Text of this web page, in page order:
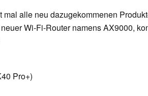
alle neu dazugekommenen
Wi-Fi-Router namens AX9000,
Pro+)